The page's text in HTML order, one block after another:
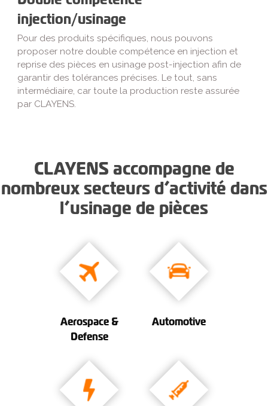
injection/usinage
Pour des produits spécifiques, nous pouvons
proposer notre double compétence en injection et
reprise des pièces en usinage post-injection afin de
garantir des tolérances précises. Le tout, sans
intermédiaire, car toute la production reste assurée
par CLAYENS.
CLAYENS accompagne de
nombreux secteurs d’activité dans
l’usinage de pièces
Aerospace &
Defense
Automotive